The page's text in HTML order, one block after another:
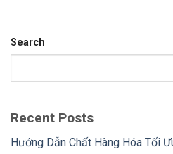
Search
Recent Posts
Hướng Dẫn Chất Hàng Hóa Tối